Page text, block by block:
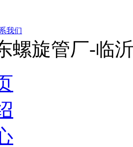
我们
螺旋管厂-临